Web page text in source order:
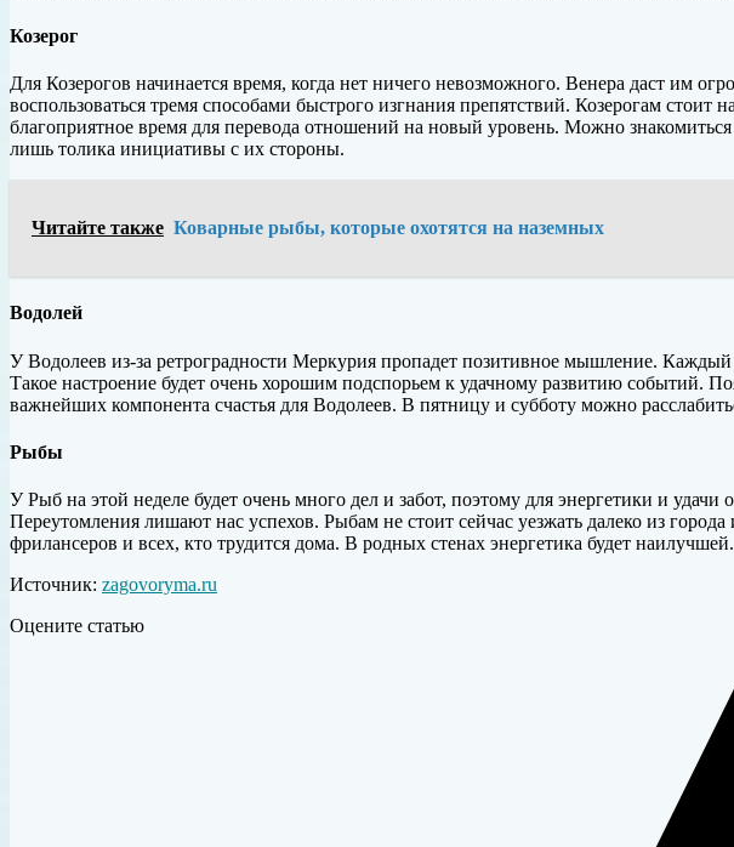
Козерог
Для Козерогов начинается время, когда нет ничего невозможного. Венера даст им
воспользоваться тремя способами быстрого изгнания препятствий. Козерогам
благоприятное время для перевода отношений на новый уровень. Можно
лишь толика инициативы с их стороны.
Читайте также Коварные рыбы, которые охотятся на наземных
Водолей
У Водолеев из-за ретроградности Меркурия пропадет позитивное мышление.
Такое настроение будет очень хорошим подспорьем к удачному развитию событий.
важнейших компонента счастья для Водолеев. В пятницу и субботу можно
Рыбы
У Рыб на этой неделе будет очень много дел и забот, поэтому для энергетики и
Переутомления лишают нас успехов. Рыбам не стоит сейчас уезжать далеко из
фрилансеров и всех, кто трудится дома. В родных стенах энергетика будет
Источник: zagovoryma.ru
Оцените статью